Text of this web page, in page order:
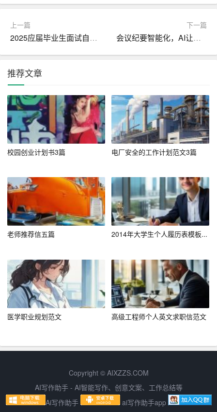
团队成员：
1. 张伟：项目负责人，负责整体规划和运营管理。
2. 李明：技术负责人，负责种植技术和品质控制。
3. 王丽：市场负责人，负责市场推广和销售渠道建设。
4. 陈强：财务负责人，负责财务管理和资金运作。
5. 刘强：生产负责人，负责基地的日常生产和管理。
团队成员均具备丰富的农业和相关领域的经验，分工明
确，协作高效，能够有效应对项目运营中的各种挑战。
四、研究与分析
市场分析：
1. 市场需求：随着人们生活水平的提高，对绿色、健康蔬
菜的需求不断增加，市场潜力巨大。
2. 竞争分析：本地虽有部分蔬菜种植户，但大多规模较
小，技术水平较低，难以满足市场需求。
利于项目盈利。
1. 种植技术：引进先进的蔬菜种植技术，如大棚种植、滴
灌技术、病虫害防治等。
上一篇
2025应届毕业生面试自我介绍
下一篇
会议纪要智能化，AI让文档更有逻辑
推荐文章
校园创业计划书3篇 电厂安全的工作计划范文3篇
老师推荐信五篇 2014年大学生个人履历表模板...
医学职业规划范文 高级工程师个人英文求职信范文
Copyright © AIXZZS.COM
AI写作助手 - AI智能写作、创意文案、工作总结等
Ai写作助手
ai写作助手app